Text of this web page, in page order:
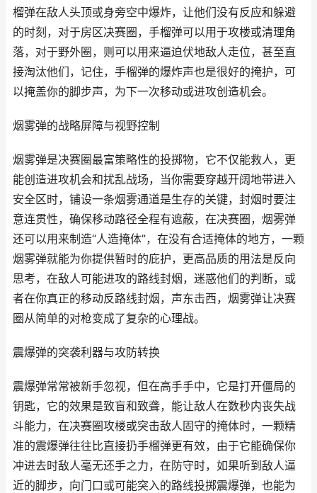
榴弹在敌人头顶或身旁空中爆炸，让他们没有反应和躲避
的时刻，对于房区决赛圈，手榴弹可以用于攻楼或清理角
落，对于野外圈，则可以用来逼迫伏地敌人走位，甚至直
接淘汰他们，记住，手榴弹的爆炸声也是很好的掩护，可
以掩盖你的脚步声，为下一次移动或进攻创造机会。
烟雾弹的战略屏障与视野控制
烟雾弹是决赛圈最富策略性的投掷物，它不仅能救人，更
能创造进攻机会和扰乱战场，当你需要穿越开阔地带进入
安全区时，铺设一条烟雾通道是生存的关键，封烟时要注
意连贯性，确保移动路径全程有遮蔽，在决赛圈，烟雾弹
还可以用来制造“人造掩体”，在没有合适掩体的地方，一颗
烟雾弹就能为你提供暂时的庇护，更高品质的用法是反向
思考，在敌人可能进攻的路线封烟，迷惑他们的判断，或
者在你真正的移动反路线封烟，声东击西，烟雾弹让决赛
圈从简单的对枪变成了复杂的心理战。
震爆弹的突袭利器与攻防转换
震爆弹常常被新手忽视，但在高手手中，它是打开僵局的
钥匙，它的效果是致盲和致聋，能让敌人在数秒内丧失战
斗能力，在决赛圈攻楼或突击敌人固守的掩体时，一颗精
准的震爆弹往往比直接扔手榴弹更有效，由于它能确保你
冲进去时敌人毫无还手之力，在防守时，如果听到敌人逼
近的脚步，向门口或可能突入的路线投掷震爆弹，也能为